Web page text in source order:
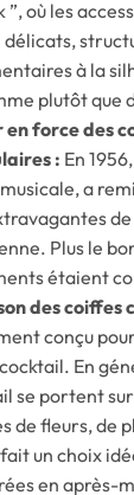
”, où les
délicats,
à la
plutôt que
en force des
: En 1956,
a
Plus le
étaient
des coiffes
conçu
En
se portent
de fleurs, de
un choix
en après-